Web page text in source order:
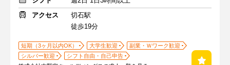
アクセス
切石駅
徒歩19分
短期（3ヶ月以内OK） 大学生歓迎
副業・Ｗワーク歓迎
シルバー歓迎
シフト自由・自己申告